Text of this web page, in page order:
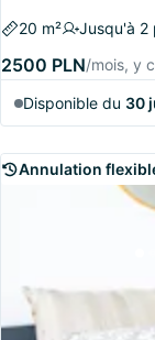
20 m² Jusqu'à 2
2500 PLN/mois, y
Disponible du 30
Annulation